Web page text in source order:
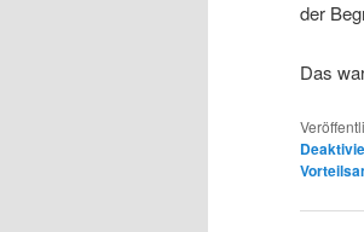
der
Das